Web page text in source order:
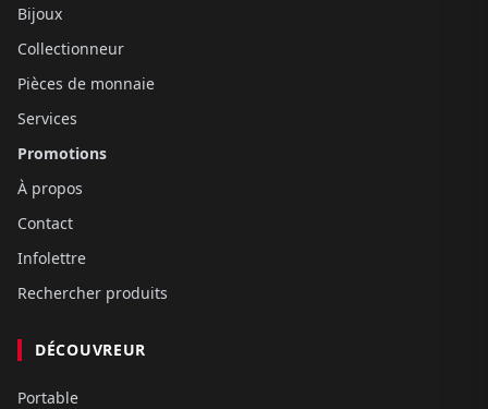
Bijoux
Collectionneur
Pièces de monnaie
Services
Promotions
À propos
Contact
Infolettre
Rechercher produits
DÉCOUVREUR
Portable